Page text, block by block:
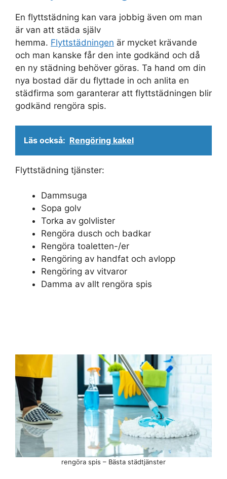
En flyttstädning kan vara jobbig även om man
är van att städa själv
hemma. Flyttstädningen är mycket krävande
och man kanske får den inte godkänd och då
en ny städning behöver göras. Ta hand om din
nya bostad där du flyttade in och anlita en
städfirma som garanterar att flyttstädningen blir
godkänd rengöra spis.
Läs också: Rengöring kakel
Flyttstädning tjänster:
Dammsuga
Sopa golv
Torka av golvlister
Rengöra dusch och badkar
Rengöra toaletten-/er
Rengöring av handfat och avlopp
Rengöring av vitvaror
Damma av allt rengöra spis
rengöra spis – Bästa städtjänster